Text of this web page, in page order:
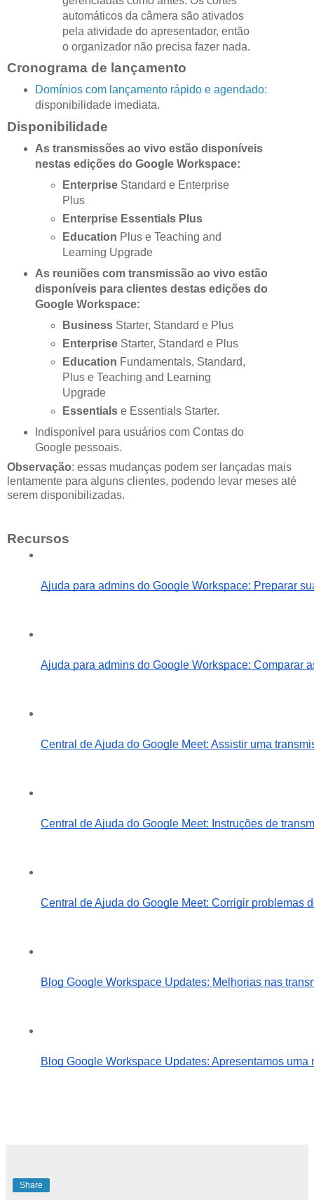
automáticos da câmera são ativados
pela atividade do apresentador, então
o organizador não precisa fazer nada.
Cronograma de lançamento
Domínios com lançamento rápido e agendado:
disponibilidade imediata.
Disponibilidade
As transmissões ao vivo estão disponíveis
nestas edições do Google Workspace:
Enterprise Standard e Enterprise
Plus
Enterprise Essentials Plus
Education Plus e Teaching and
Learning Upgrade
As reuniões com transmissão ao vivo estão
disponíveis para clientes destas edições do
Google Workspace:
Business Starter, Standard e Plus
Enterprise Starter, Standard e Plus
Education Fundamentals, Standard,
Plus e Teaching and Learning
Upgrade
Essentials e Essentials Starter.
Indisponível para usuários com Contas do
Google pessoais.
Observação: essas mudanças podem ser lançadas mais
lentamente para alguns clientes, podendo levar meses até
serem disponibilizadas.
Recursos
Ajuda para admins do Google Workspace: Preparar
Ajuda para admins do Google Workspace: Comparar
Central de Ajuda do Google Meet: Assistir uma
Central de Ajuda do Google Meet: Instruções de
Central de Ajuda do Google Meet: Corrigir problemas
Blog Google Workspace Updates: Melhorias nas
Blog Google Workspace Updates: Apresentamos
Share